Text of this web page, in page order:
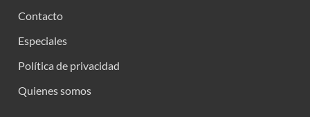
Contacto
Especiales
Política de privacidad
Quienes somos